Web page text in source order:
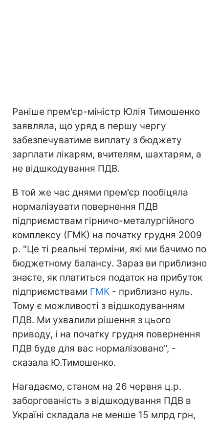
Раніше прем'єр-міністр Юлія Тимошенко
заявляла, що уряд в першу чергу
забезпечуватиме виплату з бюджету
зарплати лікарям, вчителям, шахтарям, а
не відшкодування ПДВ.
В той же час днями прем'єр пообіцяла
нормалізувати повернення ПДВ
підприємствам гірничо-металургійного
комплексу (ГМК) на початку грудня 2009
р. "Це ті реальні терміни, які ми бачимо по
бюджетному балансу. Зараз ви приблизно
знаєте, як платиться податок на прибуток
підприємствами ГМК - приблизно нуль.
Тому є можливості з відшкодуванням
ПДВ. Ми ухвалили рішення з цього
приводу, і на початку грудня повернення
ПДВ буде для вас нормалізовано", -
сказала Ю.Тимошенко.
Нагадаємо, станом на 26 червня ц.р.
заборгованість з відшкодування ПДВ в
Україні складала не менше 15 млрд грн,